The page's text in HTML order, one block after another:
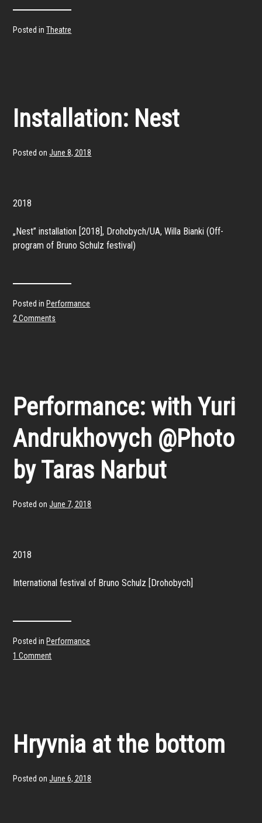
Posted inTheatre
Installation: Nest
Posted onJune 8, 2018
2018
„Nest” installation [2018], Drohobych/UA, Willa Bianki (Off-
program of Bruno Schulz festival)
Posted in Performance
2 Comments
Performance: with Yuri
Andrukhovych @Photo
by Taras Narbut
Posted onJune 7, 2018
2018
International festival of Bruno Schulz [Drohobych]
Posted in Performance
1 Comment
Hryvnia at the bottom
Posted onJune 6, 2018